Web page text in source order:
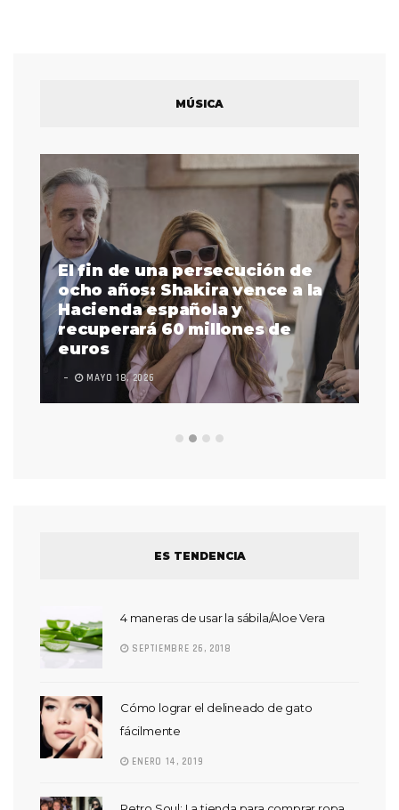
MÚSICA
El fin de una persecución de
ocho años: Shakira vence a la
Hacienda española y
recuperará 60 millones de
euros
MAYO 18, 2026
ES TENDENCIA
4 maneras de usar la sábila/Aloe Vera
SEPTIEMBRE 26, 2018
Cómo lograr el delineado de gato
fácilmente
ENERO 14, 2019